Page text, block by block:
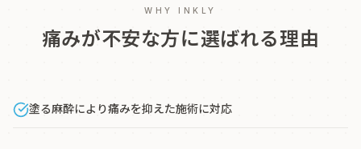
WHY INKLY
痛みが不安な方に選ばれる理由
塗る麻酔により痛みを抑えた施術に対応